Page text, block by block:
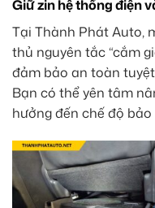
Giữ zin hệ thống điện
Tại Thành Phát Auto,
thủ nguyên tắc “cắm
đảm bảo an toàn
Bạn có thể yên tâm
hưởng đến chế độ